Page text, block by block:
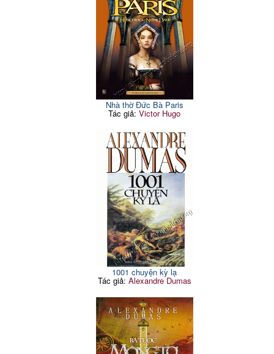
Nhà thờ Đức Bà Paris
Tác giả:Victor Hugo
1001 chuyện kỳ lạ
Tác giả: Alexandre Dumas